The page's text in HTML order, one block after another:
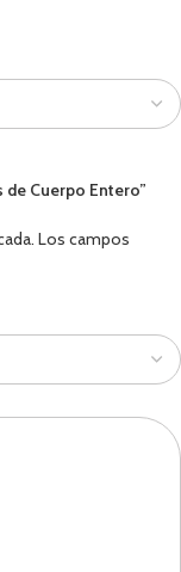
Cuerpo Entero”
Los campos